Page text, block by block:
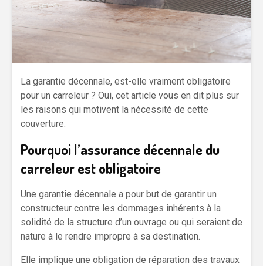
La garantie décennale, est-elle vraiment obligatoire
pour un carreleur ? Oui, cet article vous en dit plus sur
les raisons qui motivent la nécessité de cette
couverture.
Pourquoi l’assurance décennale du
carreleur est obligatoire
Une garantie décennale a pour but de garantir un
constructeur contre les dommages inhérents à la
solidité de la structure d’un ouvrage ou qui seraient de
nature à le rendre impropre à sa destination.
Elle implique une obligation de réparation des travaux